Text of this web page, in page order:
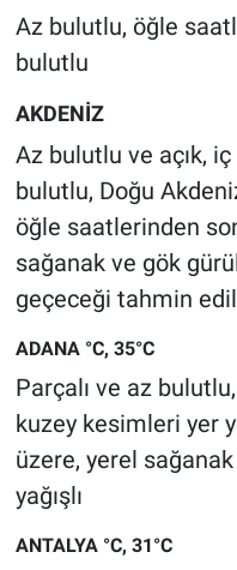
Az bulutlu, öğle
bulutlu
AKDENİZ
Az bulutlu ve açık,
bulutlu, Doğu
öğle saatlerinden
sağanak ve gök
geçeceği tahmin
ADANA °C, 35°C
Parçalı ve az
kuzey kesimleri yer
üzere, yerel
yağışlı
ANTALYA °C, 31°C